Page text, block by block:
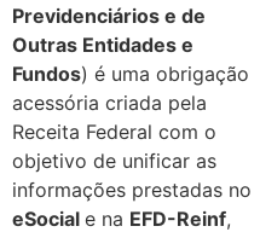
Previdenciários e de
Outras Entidades e
Fundos) é uma obrigação
acessória criada pela
Receita Federal com o
objetivo de unificar as
informações prestadas no
eSocial e na EFD-Reinf,